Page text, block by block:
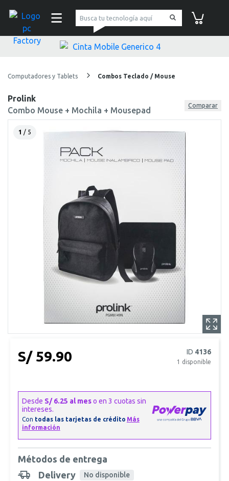
pc Factory
Computadores y Tablets Combos Teclado / Mouse
Prolink
Combo Mouse + Mochila + Mousepad
Comparar
1 / 5
S/ 59.90 ID 4136
1 disponible
Métodos de entrega
Delivery
No disponible